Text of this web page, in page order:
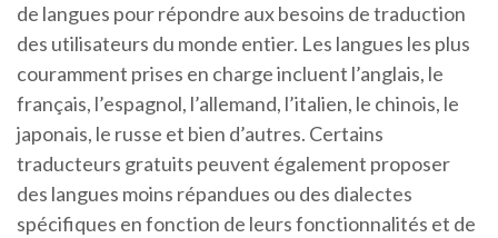
de langues pour répondre aux besoins de traduction
des utilisateurs du monde entier. Les langues les plus
couramment prises en charge incluent l’anglais, le
français, l’espagnol, l’allemand, l’italien, le chinois, le
japonais, le russe et bien d’autres. Certains
traducteurs gratuits peuvent également proposer
des langues moins répandues ou des dialectes
spécifiques en fonction de leurs fonctionnalités et de